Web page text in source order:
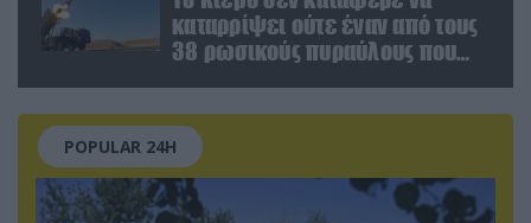
καταρρίψει ούτε έναν από τους
38 ρωσικούς πυραύλους που
POPULAR 24H